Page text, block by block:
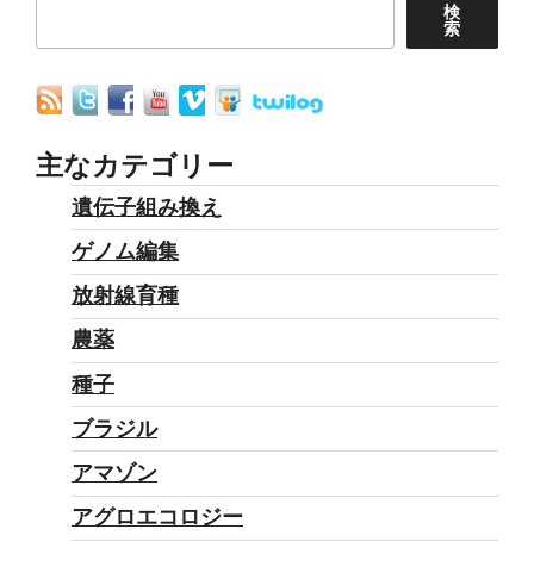
検
索
主なカテゴリー
遺伝子組み換え
ゲノム編集
放射線育種
農薬
種子
ブラジル
アマゾン
アグロエコロジー